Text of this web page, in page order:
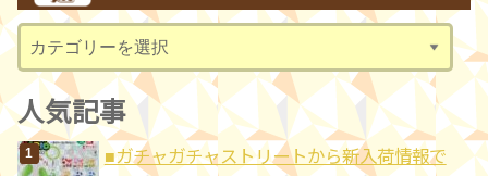
ブ
カ
テ
ゴ
リ
ー
人気記事
■ガチャガチャストリートから新入荷情報で